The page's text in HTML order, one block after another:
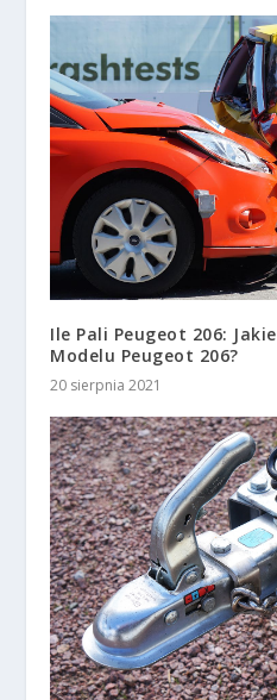
Ile Pali Peugeot 206:
Modelu Peugeot 206?
20 sierpnia 2021